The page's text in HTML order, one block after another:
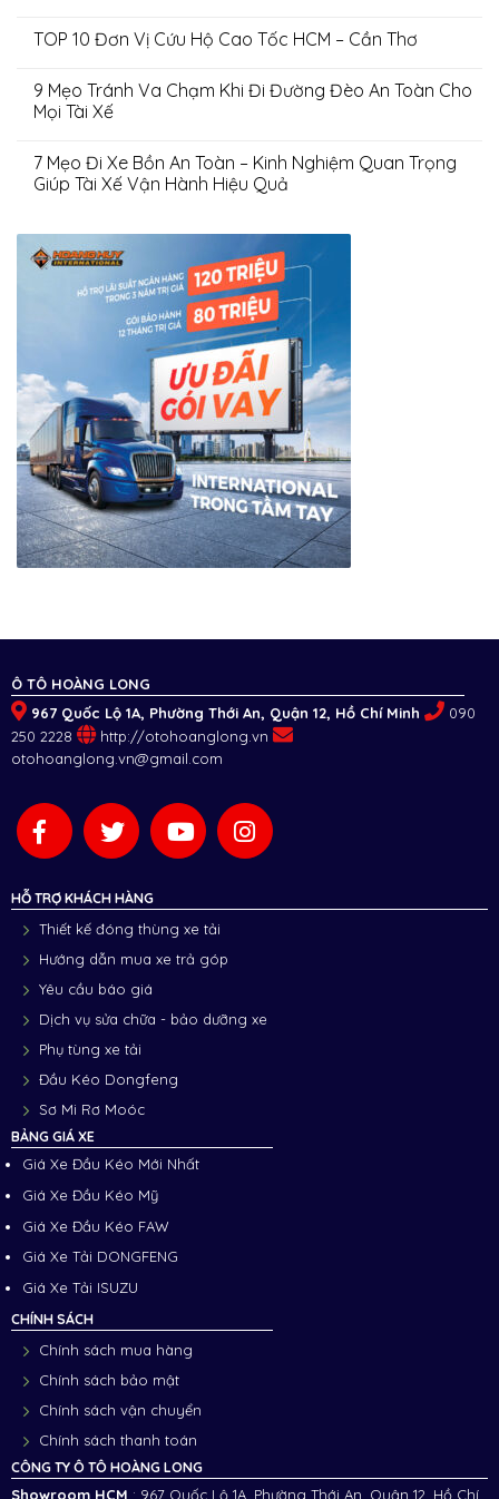
TOP 10 Đơn Vị Cứu Hộ Cao Tốc HCM – Cần Thơ
9 Mẹo Tránh Va Chạm Khi Đi Đường Đèo An Toàn Cho
Mọi Tài Xế
7 Mẹo Đi Xe Bồn An Toàn – Kinh Nghiệm Quan Trọng
Giúp Tài Xế Vận Hành Hiệu Quả
Ô TÔ HOÀNG LONG
967 Quốc Lộ 1A, Phường Thới An, Quận 12, Hồ Chí Minh
090
250 2228
http://otohoanglong.vn
otohoanglong.vn@gmail.com
HỖ TRỢ KHÁCH HÀNG
Thiết kế đóng thùng xe tải
Hướng dẫn mua xe trả góp
Yêu cầu báo giá
Dịch vụ sửa chữa - bảo dưỡng xe
Phụ tùng xe tải
Đầu Kéo Dongfeng
Sơ Mi Rơ Moóc
BẢNG GIÁ XE
Giá Xe Đầu Kéo Mới Nhất
Giá Xe Đầu Kéo Mỹ
Giá Xe Đầu Kéo FAW
Giá Xe Tải DONGFENG
Giá Xe Tải ISUZU
CHÍNH SÁCH
Chính sách mua hàng
Chính sách bảo mật
Chính sách vận chuyển
Chính sách thanh toán
CÔNG TY Ô TÔ HOÀNG LONG
Showroom HCM : 967 Quốc Lộ 1A, Phường Thới An, Quận 12, Hồ Chí